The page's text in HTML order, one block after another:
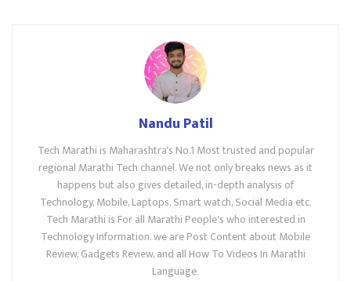
Nandu Patil
Tech Marathi is Maharashtra's No.1 Most trusted and popular
regional Marathi Tech channel. We not only breaks news as it
happens but also gives detailed, in-depth analysis of
Technology, Mobile, Laptops, Smart watch, Social Media etc.
Tech Marathi is For all Marathi People's who interested in
Technology Information. we are Post Content about Mobile
Review, Gadgets Review, and all How To Videos In Marathi
Language.